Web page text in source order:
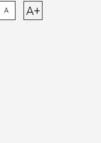
A A+